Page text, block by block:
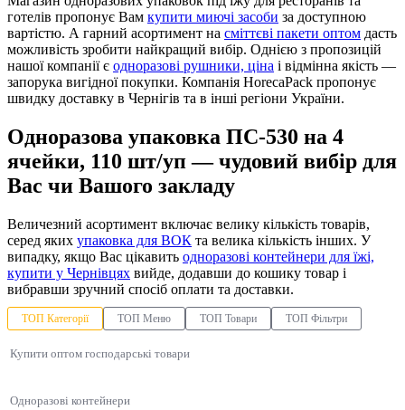
готелів пропонує Вам купити миючі засоби за доступною
вартістю. А гарний асортимент на сміттєві пакети оптом дасть
можливість зробити найкращий вибір. Однією з пропозицій
нашої компанії є одноразові рушники, ціна і відмінна якість —
запорука вигідної покупки. Компанія HorecaPack пропонує
швидку доставку в Чернігів та в інші регіони України.
Одноразова упаковка ПС-530 на 4
ячейки, 110 шт/уп — чудовий вибір для
Вас чи Вашого закладу
Величезний асортимент включає велику кількість товарів,
серед яких упаковка для ВОК та велика кількість інших. У
випадку, якщо Вас цікавить одноразові контейнери для їжі,
купити у Чернівцях вийде, додавши до кошику товар і
вибравши зручний спосіб оплати та доставки.
ТОП Категорії ТОП Меню ТОП Товари ТОП Фільтри
Купити оптом господарські товари
Одноразові контейнери